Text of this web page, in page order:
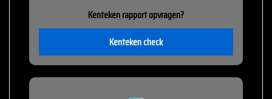
Kenteken rapport opvragen?
Kenteken check